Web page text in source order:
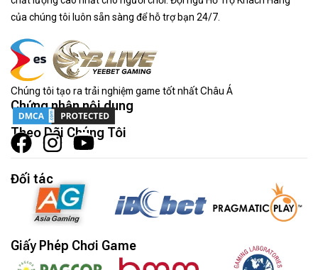
của chúng tôi luôn sẵn sàng để hỗ trợ bạn 24/7.
Chúng tôi tạo ra trải nghiệm game tốt nhất Châu Á
Chứng nhận nội dung
Theo Dõi Chúng Tôi
Đối tác
Giấy Phép Chơi Game